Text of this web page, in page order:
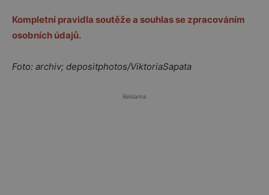
Kompletní pravidla soutěže a souhlas se zpracováním
osobních údajů.
Foto: archiv; depositphotos/ViktoriaSapata
Reklama